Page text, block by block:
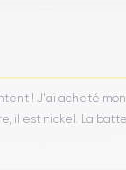
! J'ai acheté mon
il est nickel. La